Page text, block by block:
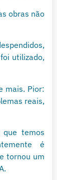
obras não
utilizado,
mais. Pior:
reais,
temos
é
tornou um